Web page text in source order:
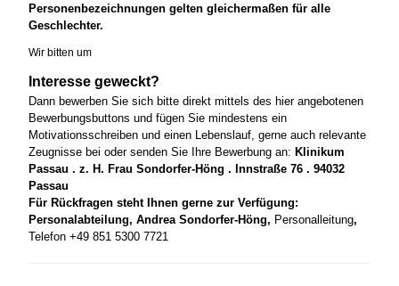
Personenbezeichnungen gelten gleichermaßen für alle
Geschlechter.
Wir bitten um
Interesse geweckt?
Dann bewerben Sie sich bitte direkt mittels des hier angebotenen
Bewerbungsbuttons und fügen Sie mindestens ein
Motivationsschreiben und einen Lebenslauf, gerne auch relevante
Zeugnisse bei oder senden Sie Ihre Bewerbung an: Klinikum
Passau . z. H. Frau Sondorfer-Höng . Innstraße 76 . 94032
Passau
Für Rückfragen steht Ihnen gerne zur Verfügung:
Personalabteilung, Andrea Sondorfer-Höng, Personalleitung,
Telefon +49 851 5300 7721